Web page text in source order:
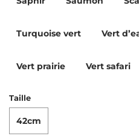
Turquoise vert Vert
Vert prairie Vert safari
Taille
42cm